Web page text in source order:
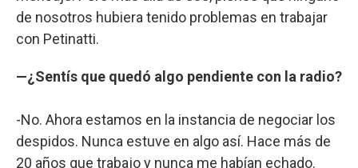
de nosotros hubiera tenido problemas en trabajar
con Petinatti.
—¿Sentís que quedó algo pendiente con la radio?
-No. Ahora estamos en la instancia de negociar los
despidos. Nunca estuve en algo así. Hace más de
20 años que trabajo y nunca me habían echado.